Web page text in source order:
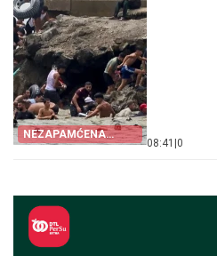
NEZAPAMĆENA
KRIZA
08:41 0